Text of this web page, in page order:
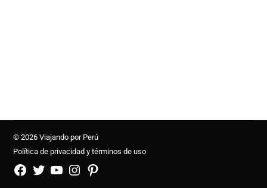
© 2026 Viajando por Perú
Política de privacidad y términos de uso
FB
TW YouTubeInstagramPinterest